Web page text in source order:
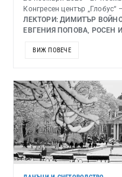
Конгресен център
ЛЕКТОРИ: ДИМИТЪР
ЕВГЕНИЯ ПОПОВА, РОСЕН
ВИЖ ПОВЕЧЕ